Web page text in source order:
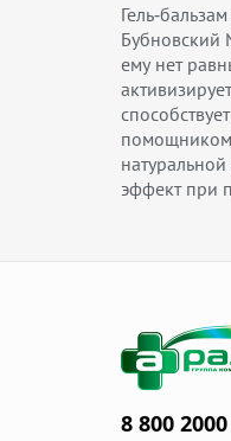
Гель-
Бубновский
ему нет
помощником
эффект при
8 800